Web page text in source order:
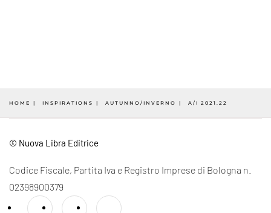
HOME INSPIRATIONS AUTUNNO/INVERNO A/I 2021.22
© Nuova Libra Editrice
Codice Fiscale, Partita Iva e Registro Imprese di Bologna n.
02398900379